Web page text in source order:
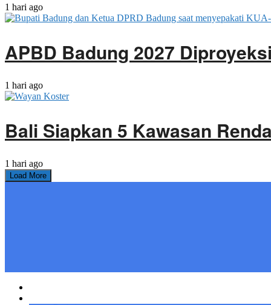
1 hari ago
APBD Badung 2027
1 hari ago
Bali Siapkan 5 Kawasan
1 hari ago
Load More